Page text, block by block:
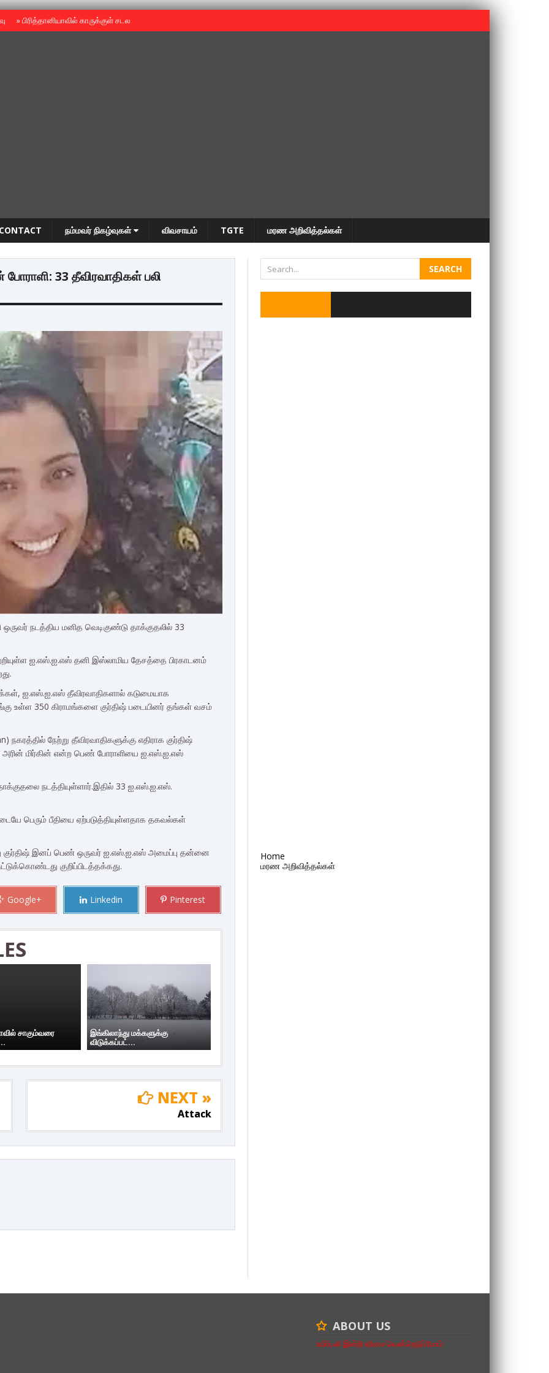
»பிரித்தானியாவில் காருக்குள் சடலம் -தமிழருடையதா ?
CONTACT நம்மவர் நிகழ்வுகள் விவசாயம் TGTE மரண அறிவித்தல்கள்
33 தீவிரவாதிகள் பலி
நடத்திய மனித வெடிகுண்டு தாக்குதலில் 33
ஐ.எஸ்.ஐ.எஸ் தனி இஸ்லாமிய தேசத்தை பிரகாடனம்
மக்கள், ஐ.எஸ்.ஐ.எஸ் தீவிரவாதிகளால் கடுமையாக
உள்ள 350 கிராமங்களை குர்திஷ் படையினர் தங்கள் வசம்
நேற்று தீவிரவாதிகளுக்கு எதிராக குர்திஷ்
அரின் மிர்கின் என்ற பெண் போராளியை ஐ.எஸ்.ஐ.எஸ்
நடத்தியுள்ளார்.இதில் 33 ஐ.எஸ்.ஐ.எஸ்.
பெரும் பீதியை ஏற்படுத்தியுள்ளதாக தகவல்கள்
குர்திஷ் இனப் பெண் ஒருவர் ஐ.எஸ்.ஐ.எஸ் அமைப்பு தன்னை
குறிப்பிடத்தக்கது.
Google+ Linkedin Pinterest
சாகும்வரை
இங்கிலாந்து மக்களுக்கு
விடுக்கப்பட்...
NEXT »
Attack
Home
மரண அறிவித்தல்கள்
ABOUT US
உயிர்பலி இன்றி உரிமை வென்றெடுப்போம்